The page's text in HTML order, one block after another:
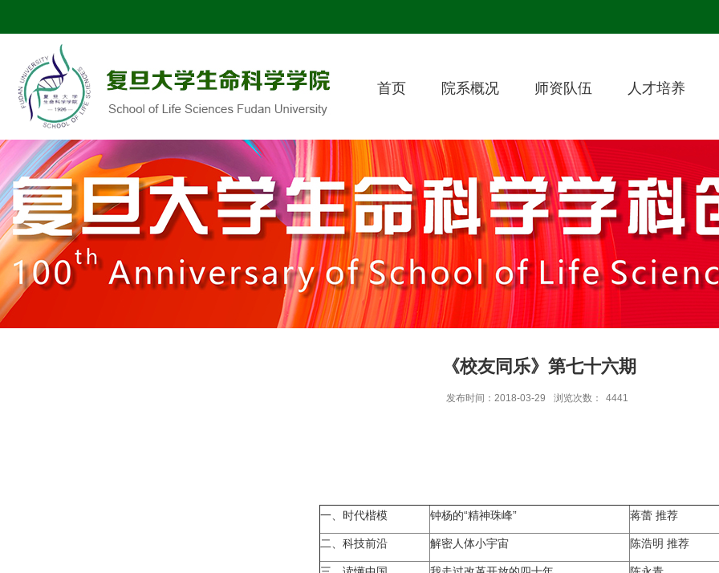
首页 院系概况 师资队伍 人才培养
《校友同乐》第七十六期
发布时间：2018-03-29 浏览次数： 4441
一、时代楷模 钟杨的“精神珠峰” 蒋蕾 推荐
二、科技前沿 解密人体小宇宙 陈浩明 推荐